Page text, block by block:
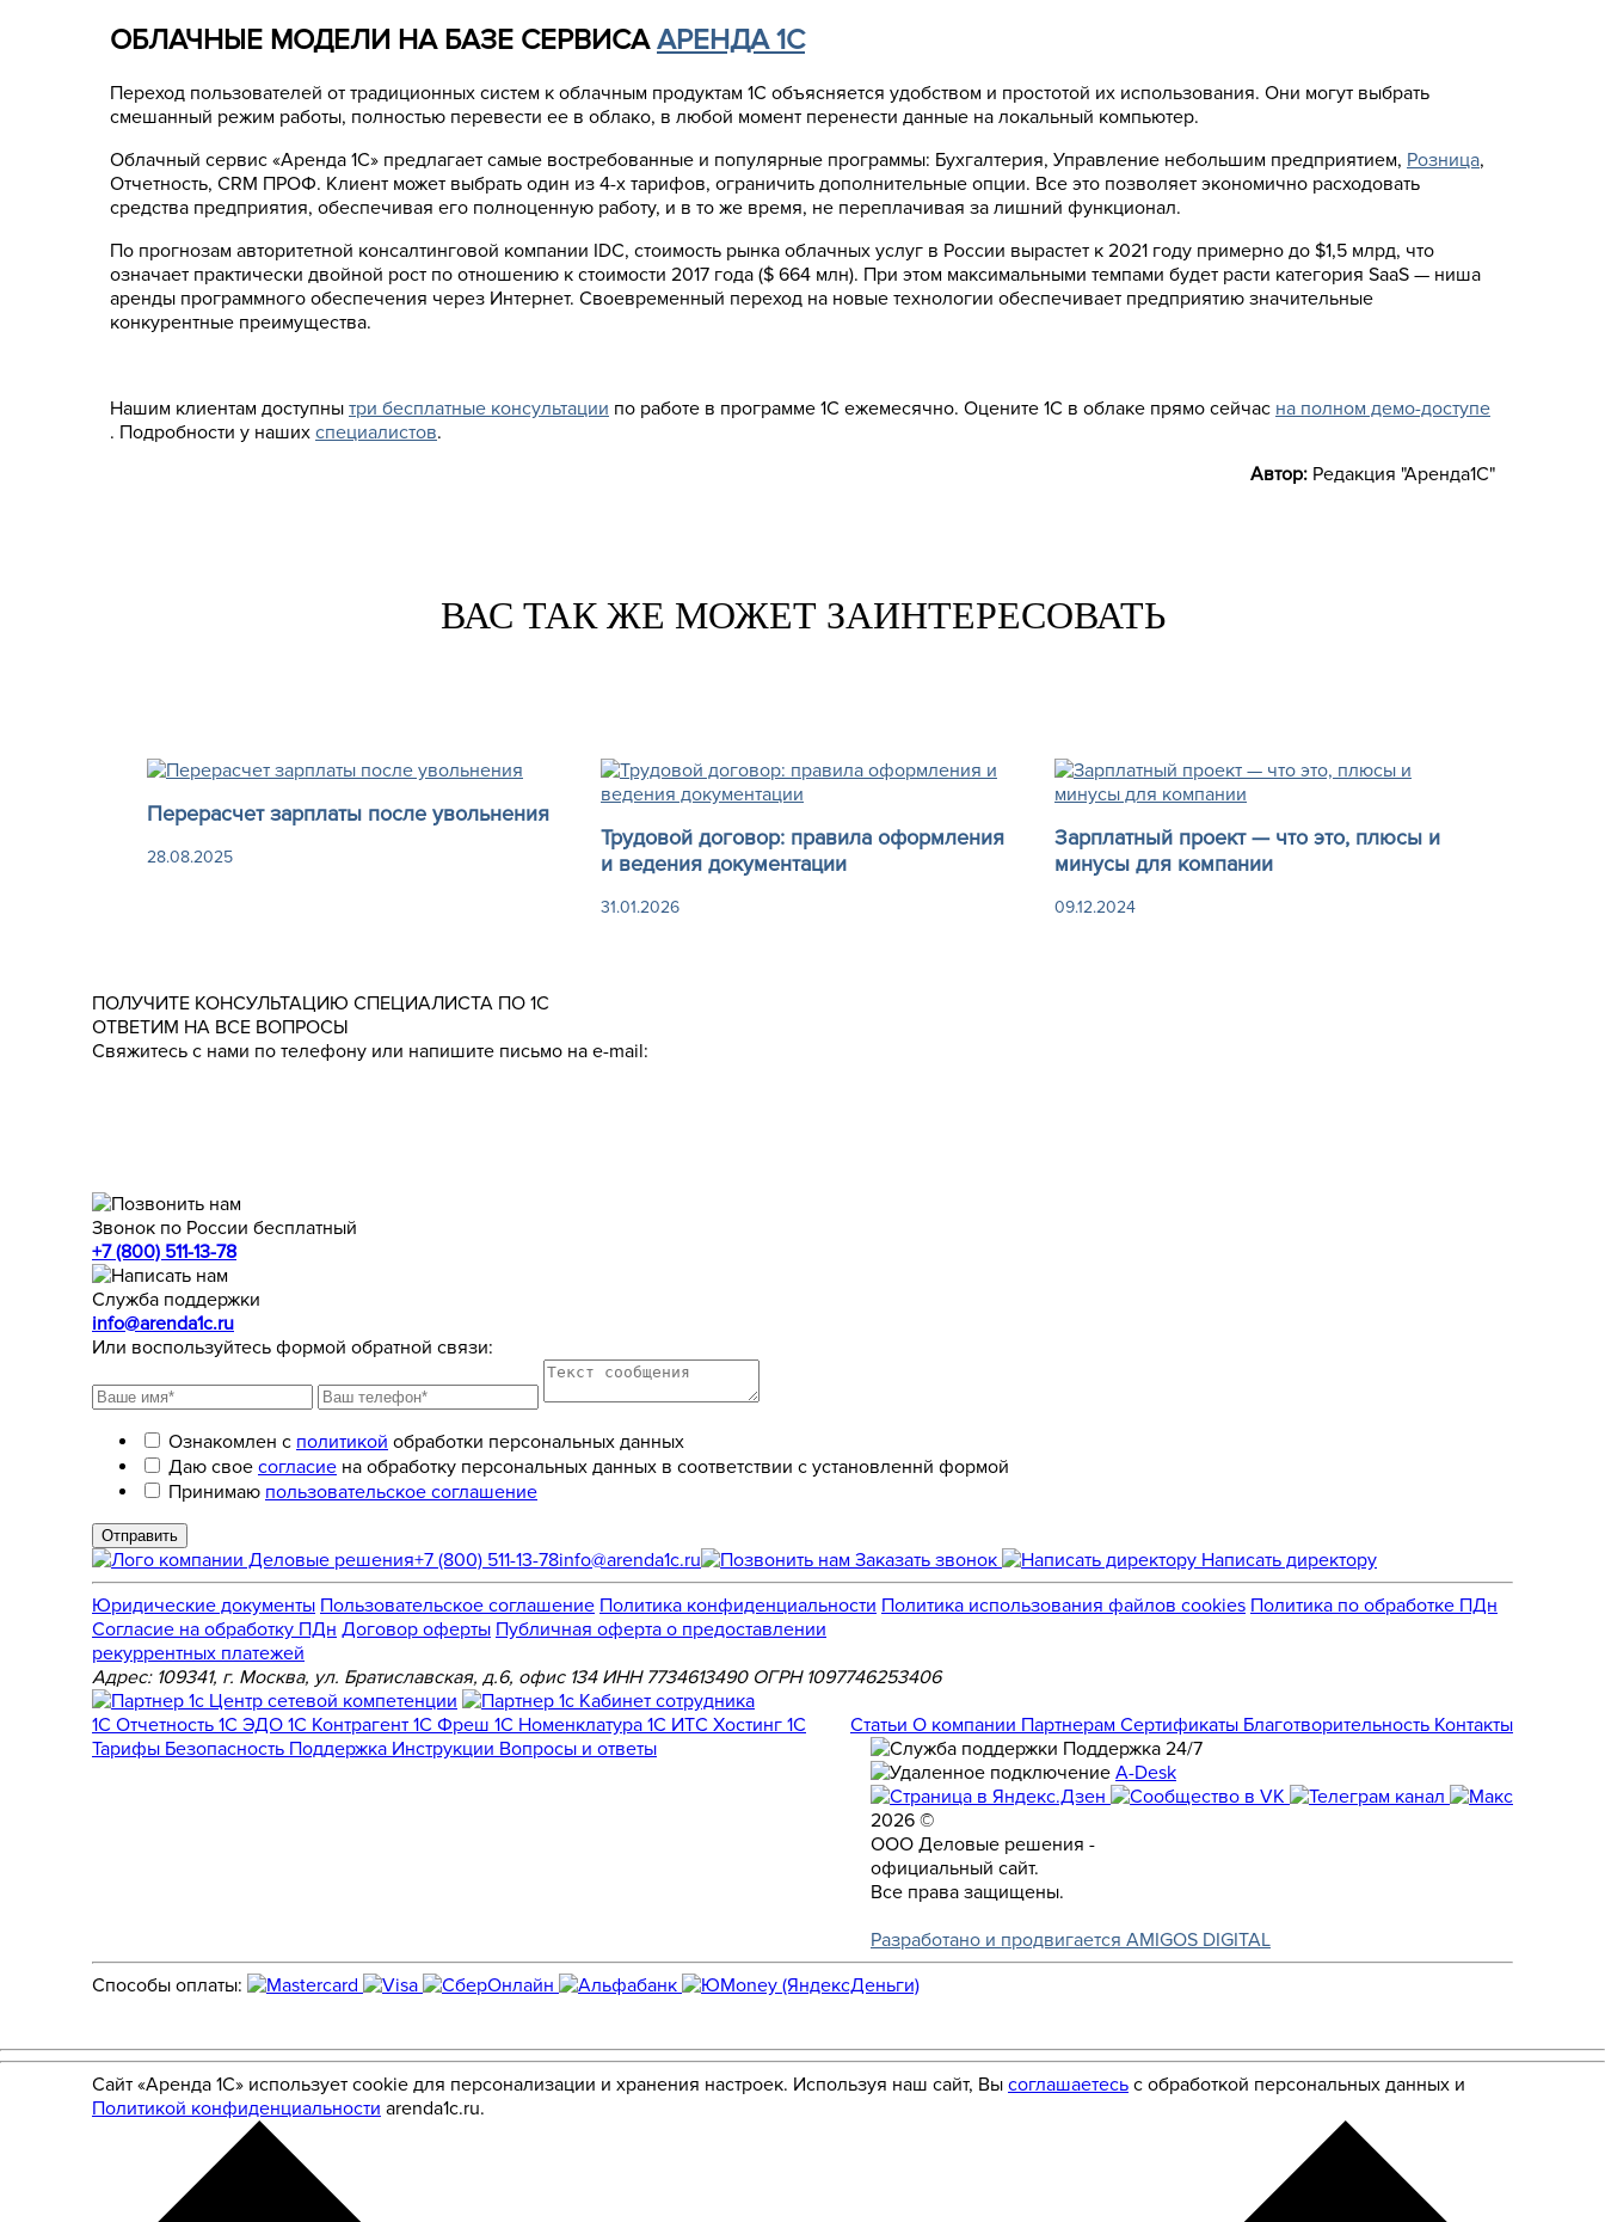
ОБЛАЧНЫЕ МОДЕЛИ НА БАЗЕ СЕРВИСААРЕНДА 1С
Переход пользователей от традиционных систем к облачным продуктам 1С объясняется удобством и простотой их использования. Они могут выбрать
смешанный режим работы, полностью перевести ее в облако, в любой момент перенести данные на локальный компьютер.
Облачный сервис «Аренда 1С» предлагает самые востребованные и популярные программы: Бухгалтерия, Управление небольшим предприятием, Розница,
Отчетность, CRM ПРОФ. Клиент может выбрать один из 4-х тарифов, ограничить дополнительные опции. Все это позволяет экономично расходовать
средства предприятия, обеспечивая его полноценную работу, и в то же время, не переплачивая за лишний функционал.
По прогнозам авторитетной консалтинговой компании IDC, стоимость рынка облачных услуг в России вырастет к 2021 году примерно до $1,5 млрд, что
означает практически двойной рост по отношению к стоимости 2017 года ($ 664 млн). При этом максимальными темпами будет расти категория SaaS — ниша
аренды программного обеспечения через Интернет. Своевременный переход на новые технологии обеспечивает предприятию значительные
конкурентные преимущества.
Нашим клиентам доступны три бесплатные консультации по работе в программе 1С ежемесячно. Оцените 1С в облаке прямо сейчас на полном демо-доступе
. Подробности у наших специалистов.
Автор: Редакция "Аренда1С"
ВАС ТАК ЖЕ МОЖЕТ ЗАИНТЕРЕСОВАТЬ
Перерасчет зарплаты после увольнения
28.08.2025
Трудовой договор: правила оформления
и ведения документации
31.01.2026
Зарплатный проект — что это, плюсы и
минусы для компании
09.12.2024
ПОЛУЧИТЕ КОНСУЛЬТАЦИЮ СПЕЦИАЛИСТА ПО 1С
ОТВЕТИМ НА ВСЕ ВОПРОСЫ
Свяжитесь с нами по телефону или напишите письмо на e-mail:
Звонок по России бесплатный
+7 (800) 511-13-78
Служба поддержки
info@arenda1c.ru
Или воспользуйтесь формой обратной связи:
Ознакомлен с политикой обработки персональных данных
Даю свое согласие на обработку персональных данных в соответствии с установленнй формой
Принимаю пользовательское соглашение
Отправить
+7 (800) 511-13-78info@arenda1c.ru Заказать звонок
Написать директору
Юридические документы Пользовательское соглашение Политика конфиденциальности Политика использования файлов cookies Политика по обработке ПДн
Cогласие на обработку ПДн Договор оферты Публичная оферта о предоставлении
рекуррентных платежей
Адрес: 109341, г. Москва, ул. Братиславская, д.6, офис 134 ИНН 7734613490 ОГРН 1097746253406
1С Отчетность 1С ЭДО 1С Контрагент 1С Фреш 1С Номенклатура 1С ИТС Хостинг 1С Статьи О компании Партнерам Сертификаты Благотворительность Контакты
Тарифы Безопасность Поддержка Инструкции Вопросы и ответы
Поддержка 24/7
A-Desk
2026 ©
ООО Деловые решения -
официальный сайт.
Все права защищены.
Разработано и продвигается AMIGOS DIGITAL
Способы оплаты:
Сайт «Аренда 1С» использует cookie для персонализации и хранения настроек. Используя наш сайт, Вы соглашаетесь с обработкой персональных данных и
Политикой конфиденциальности arenda1c.ru.